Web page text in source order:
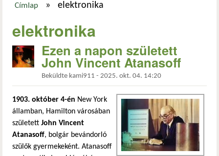
Címlap » elektronika
elektronika
Ezen a napon született
John Vincent Atanasoff
Beküldte kami911 - 2025. okt. 04. 14:20
1903. október 4-én New York
államban, Hamilton városában
született John Vincent
Atanasoff, bolgár bevándorló
szülők gyermekeként. Atanasoff